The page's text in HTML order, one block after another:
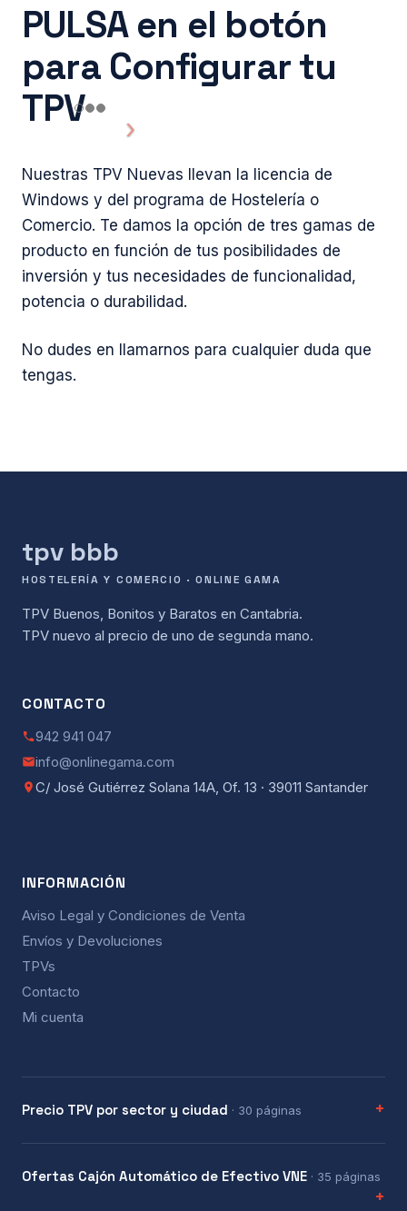
PULSA en el botón
para Configurar tu
TPV
Nuestras TPV Nuevas llevan la licencia de
Windows y del programa de Hostelería o
Comercio. Te damos la opción de tres gamas de
producto en función de tus posibilidades de
inversión y tus necesidades de funcionalidad,
potencia o durabilidad.
No dudes en llamarnos para cualquier duda que
tengas.
tpv bbb
HOSTELERÍA Y COMERCIO · ONLINE GAMA
TPV Buenos, Bonitos y Baratos en Cantabria.
TPV nuevo al precio de uno de segunda mano.
CONTACTO
942 941 047
info@onlinegama.com
C/ José Gutiérrez Solana 14A, Of. 13 · 39011 Santander
INFORMACIÓN
Aviso Legal y Condiciones de Venta
Envíos y Devoluciones
TPVs
Contacto
Mi cuenta
Precio TPV por sector y ciudad · 30 páginas
Ofertas Cajón Automático de Efectivo VNE · 35 páginas